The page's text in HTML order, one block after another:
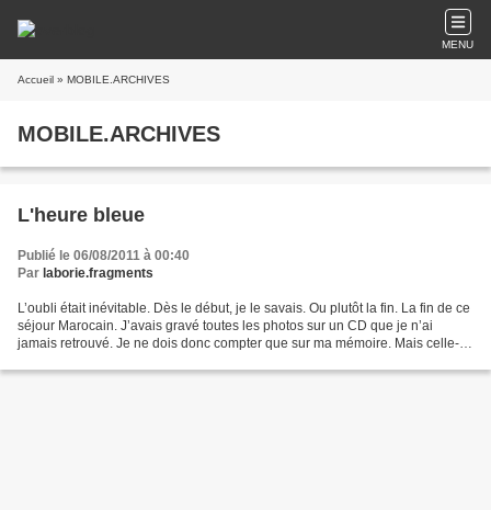
MENU
Accueil » MOBILE.ARCHIVES
MOBILE.ARCHIVES
L'heure bleue
Publié le 06/08/2011 à 00:40
Par laborie.fragments
L’oubli était inévitable. Dès le début, je le savais. Ou plutôt la fin. La fin de ce
séjour Marocain. J’avais gravé toutes les photos sur un CD que je n’ai
jamais retrouvé. Je ne dois donc compter que sur ma mémoire. Mais celle-ci